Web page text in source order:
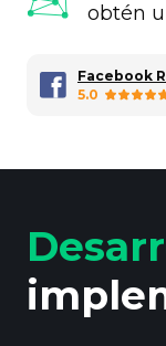
obtén
Facebook
5.0